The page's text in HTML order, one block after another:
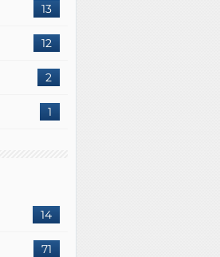
13
12
2
1
14
71